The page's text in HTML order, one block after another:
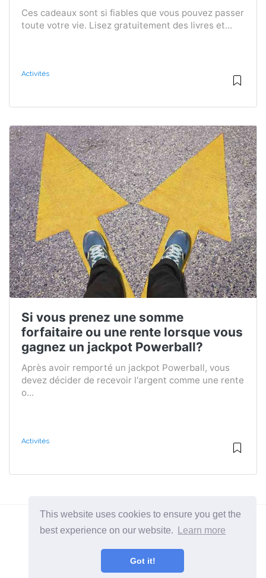
This website uses cookies to ensure you get the
best experience on our website.
Learn more
Got it!
Ces cadeaux sont si fiables que vous pouvez passer
toute votre vie. Lisez gratuitement des livres et...
Activités
Si vous prenez une somme
forfaitaire ou une rente lorsque vous
gagnez un jackpot Powerball?
Après avoir remporté un jackpot Powerball, vous
devez décider de recevoir l'argent comme une rente
o...
Activités
2026 ©BuruNews
Toutes catégories